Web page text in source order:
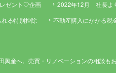
ゼント♡企画 2022年12月 社長よ
る特別控除 不動産購入にかかる税
産へ。売買・リノベーションの相談も